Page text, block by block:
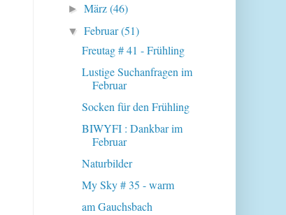
►März(46)
▼Februar(51)
Freutag # 41 - Frühling
Lustige Suchanfragen im
Februar
Socken für den Frühling
BIWYFI : Dankbar im
Februar
Naturbilder
My Sky # 35 - warm
am Gauchsbach